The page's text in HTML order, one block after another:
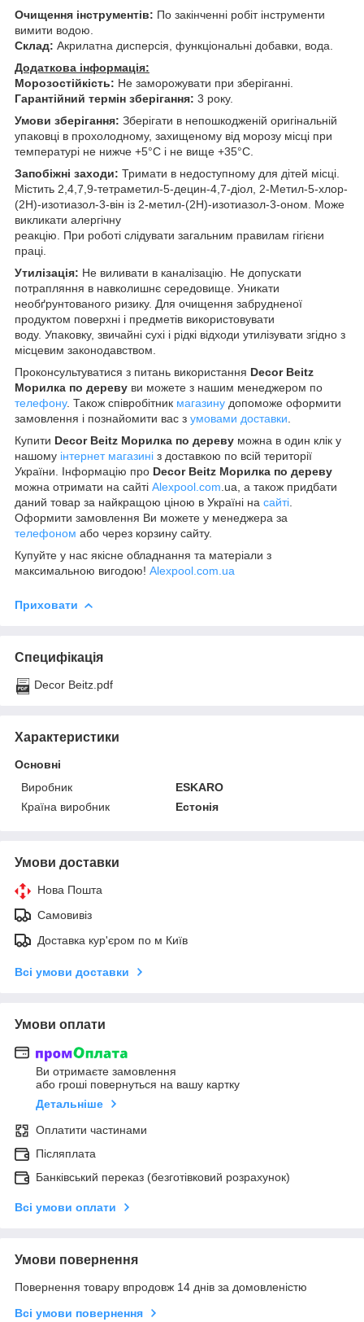
Очищення інструментів: По закінченні робіт інструменти
вимити водою.
Склад: Акрилатна дисперсія, функціональні добавки, вода.
Додаткова інформація:
Морозостійкість: Не заморожувати при зберіганні.
Гарантійний термін зберігання: 3 року.
Умови зберігання: Зберігати в непошкодженій оригінальній
упаковці в прохолодному, захищеному від морозу місці при
температурі не нижче +5°C і не вище +35°C.
Запобіжні заходи: Тримати в недоступному для дітей місці.
Містить 2,4,7,9-тетраметил-5-децин-4,7-діол, 2-Метил-5-хлор-
(2Н)-изотиазол-3-він із 2-метил-(2Н)-изотиазол-3-оном. Може
викликати алергічну
реакцію. При роботі слідувати загальним правилам гігієни
праці.
Утилізація: Не виливати в каналізацію. Не допускати
потрапляння в навколишнє середовище. Уникати
необґрунтованого ризику. Для очищення забрудненої
продуктом поверхні і предметів використовувати
воду. Упаковку, звичайні сухі і рідкі відходи утилізувати згідно з
місцевим законодавством.
Проконсультуватися з питань використання Decor Beitz
Морилка по дереву ви можете з нашим менеджером по
телефону. Також співробітник магазину допоможе оформити
замовлення і познайомити вас з умовами доставки
Купити Decor Beitz Морилка по дереву можна в один клік у
нашому інтернет магазині з доставкою по всій території
України. Інформацію про Decor Beitz Морилка по дереву
можна отримати на сайті Alexpool.com .ua, а також придбати
даний товар за найкращою ціною в Україні на сайті
Оформити замовлення Ви можете у менеджера за
телефоном або через корзину сайту.
Купуйте у нас якісне обладнання та матеріали з
максимальною вигодою! Alexpool.com.ua
Приховати
Специфікація
Decor Beitz.pdf
Характеристики
Основні
Виробник
ESKARO
Країна виробник
Естонія
Умови доставки
Нова Пошта
Самовивіз
Доставка кур'єром по м Київ
Всі умови доставки
Умови оплати
Ви отримаєте замовлення
або гроші повернуться на вашу картку
Детальніше
Оплатити частинами
Післяплата
Банківський переказ (безготівковий розрахунок)
Всі умови оплати
Умови повернення
Повернення товару впродовж 14 днів за домовленістю
Всі умови повернення